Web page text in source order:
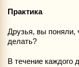
Практика
Друзья, вы поняли,
делать?
В течение каждого